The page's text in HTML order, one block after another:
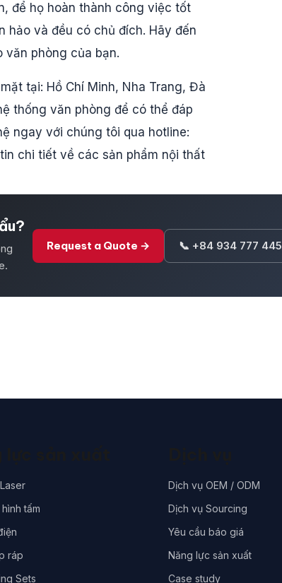
để họ hoàn thành công việc tốt
hảo và đều có chủ đích. Hãy đến
phòng của bạn.
tại: Hồ Chí Minh, Nha Trang, Đà
thống văn phòng để có thể đáp
ngay với chúng tôi qua hotline:
chi tiết về các sản phẩm nội thất
Request a Quote → 📞 +84 934 777 445
tấm
ráp
Sets
Dịch vụ OEM / ODM
Dịch vụ Sourcing
Yêu cầu báo giá
Năng lực sản xuất
Case study